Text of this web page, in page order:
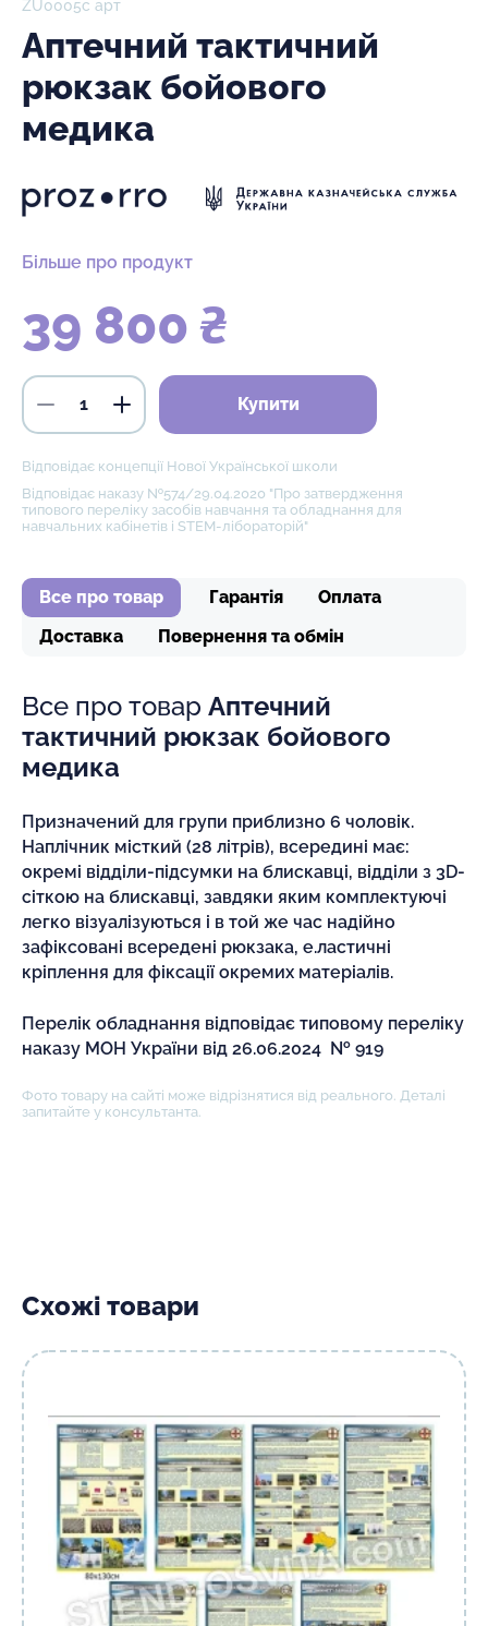
ZU0005с арт
Аптечний тактичний
рюкзак бойового
медика
Більше про продукт
39 800 ₴
Купити
Відповідає концепції Нової Української школи
Відповідає наказу №574/29.04.2020 "Про затвердження
типового переліку засобів навчання та обладнання для
навчальних кабінетів і STEM-лібораторій"
Все про товар Гарантія
Оплата
Доставка
Повернення та обмін
Все про товар Аптечний
тактичний рюкзак бойового
медика
Призначений для групи приблизно 6 чоловік.
Наплічник місткий (28 літрів), всередині має:
окремі відділи-підсумки на блискавці, відділи з 3D-
сіткою на блискавці, завдяки яким комплектуючі
легко візуалізуються і в той же час надійно
зафіксовані всередені рюкзака, е.ластичні
кріплення для фіксації окремих матеріалів.
Перелік обладнання відповідає типовому переліку
наказу МОН України від 26.06.2024 № 919
Фото товару на сайті може відрізнятися від реального. Деталі
запитайте у консультанта.
Схожі товари